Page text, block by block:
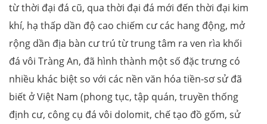
từ thời đại đá cũ, qua thời đại đá mới đến thời đại kim
khí, hạ thấp dần độ cao chiếm cư các hang động, mở
rộng dần địa bàn cư trú từ trung tâm ra ven rìa khối
đá vôi Tràng An, đã hình thành một số đặc trưng có
nhiều khác biệt so với các nền văn hóa tiền-sơ sử đã
biết ở Việt Nam (phong tục, tập quán, truyền thống
định cư, công cụ đá vôi dolomit, chế tạo đồ gốm, sử